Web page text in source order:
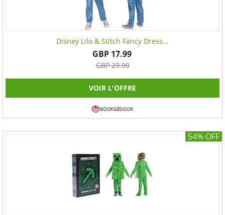
Disney Lilo & Stitch Fancy Dress...
GBP 17.99
GBP 29.99
VOIR L'OFFRE
54% OFF